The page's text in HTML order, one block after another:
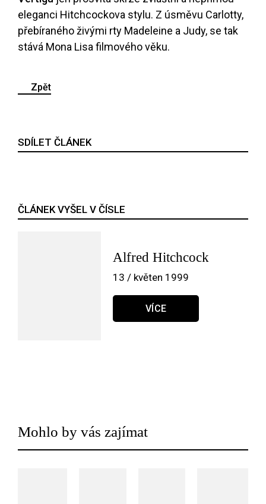
eleganci Hitchcockova stylu. Z úsměvu Carlotty,
přebíraného živými rty Madeleine a Judy, se tak
stává Mona Lisa filmového věku.
Zpět
SDÍLET ČLÁNEK
ČLÁNEK VYŠEL V ČÍSLE
Alfred Hitchcock
13 / květen 1999
VÍCE
Mohlo by vás zajímat